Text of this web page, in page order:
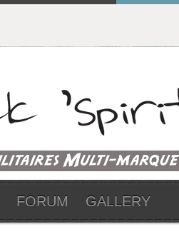
FORUM GALLERY